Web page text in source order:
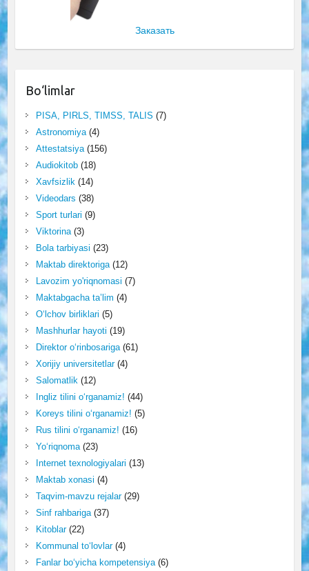
Заказать
Bo‘limlar
PISA, PIRLS, TIMSS, TALIS (7)
Astronomiya(4)
Attestatsiya(156)
Audiokitob(18)
Xavfsizlik (14)
Videodars (38)
Sport turlari (9)
Viktorina(3)
Bola tarbiyasi (23)
Maktab direktoriga(12)
Lavozim yo'riqnomasi (7)
Maktabgacha ta’lim (4)
O‘lchov birliklari (5)
Mashhurlar hayoti (19)
Direktor o‘rinbosariga(61)
Xorijiy universitetlar(4)
Salomatlik (12)
Ingliz tilini o‘rganamiz! (44)
Koreys tilini o‘rganamiz! (5)
Rus tilini o‘rganamiz! (16)
Yo‘riqnoma(23)
Internet texnologiyalari (13)
Maktab xonasi (4)
Taqvim-mavzu rejalar(29)
Sinf rahbariga(37)
Kitoblar(22)
Kommunal to‘lovlar(4)
Fanlar bo‘yicha kompetensiya(6)